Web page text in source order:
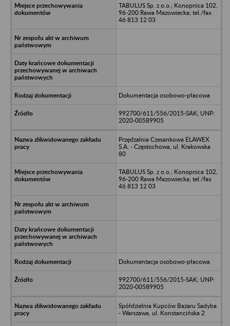
TABULUS Sp. z o.o.; Konopnica 102,
96-200 Rawa Mazowiecka; tel./fax
46 813 12 03
Dokumentacja osobowo-płacowa
992700/611/556/2015-SAK; UNP:
2020-00589905
Przędzalnia Czesankowa ELAWEX
S.A. - Częstochowa, ul. Krakowska
80
TABULUS Sp. z o.o.; Konopnica 102,
96-200 Rawa Mazowiecka; tel./fax
46 813 12 03
Dokumentacja osobowo-płacowa
992700/611/556/2015-SAK; UNP:
2020-00589905
Spółdzielnia Kupców Bazaru Sadyba
- Warszawa, ul. Konstancińska 2